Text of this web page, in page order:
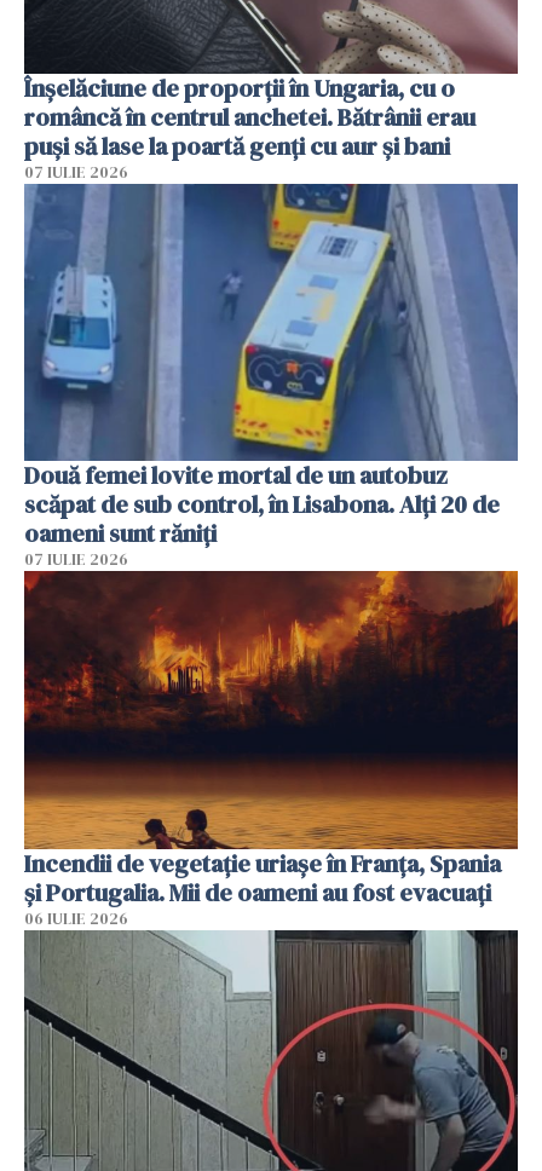
Înșelăciune de proporții în Ungaria, cu o
româncă în centrul anchetei. Bătrânii erau
puși să lase la poartă genți cu aur și bani
07 IULIE 2026
Două femei lovite mortal de un autobuz
scăpat de sub control, în Lisabona. Alți 20 de
oameni sunt răniți
07 IULIE 2026
Incendii de vegetație uriașe în Franța, Spania
și Portugalia. Mii de oameni au fost evacuați
06 IULIE 2026